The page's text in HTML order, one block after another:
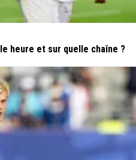
heure et sur quelle chaîne ?